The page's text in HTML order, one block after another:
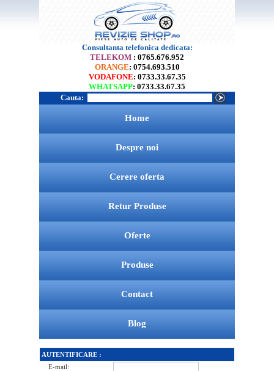
Consultanta telefonica dedicata:
TELEKOM : 0765.676.952
ORANGE: 0754.693.510
VODAFONE: 0733.33.67.35
WHATSAPP: 0733.33.67.35
Cauta:
Home
Despre noi
Cerere oferta
Retur Produse
Oferte
Produse
Contact
Blog
AUTENTIFICARE :
E-mail: